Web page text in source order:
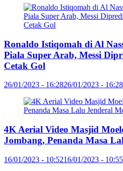
Ronaldo Istiqomah di Al
Piala Super Arab, Messi
Cetak Gol
26/01/2023 - 16:2826/01/2023 - 16:28
4K Aerial Video Masjid
Jombang, Penanda Masa
16/01/2023 - 10:5216/01/2023 - 10:55